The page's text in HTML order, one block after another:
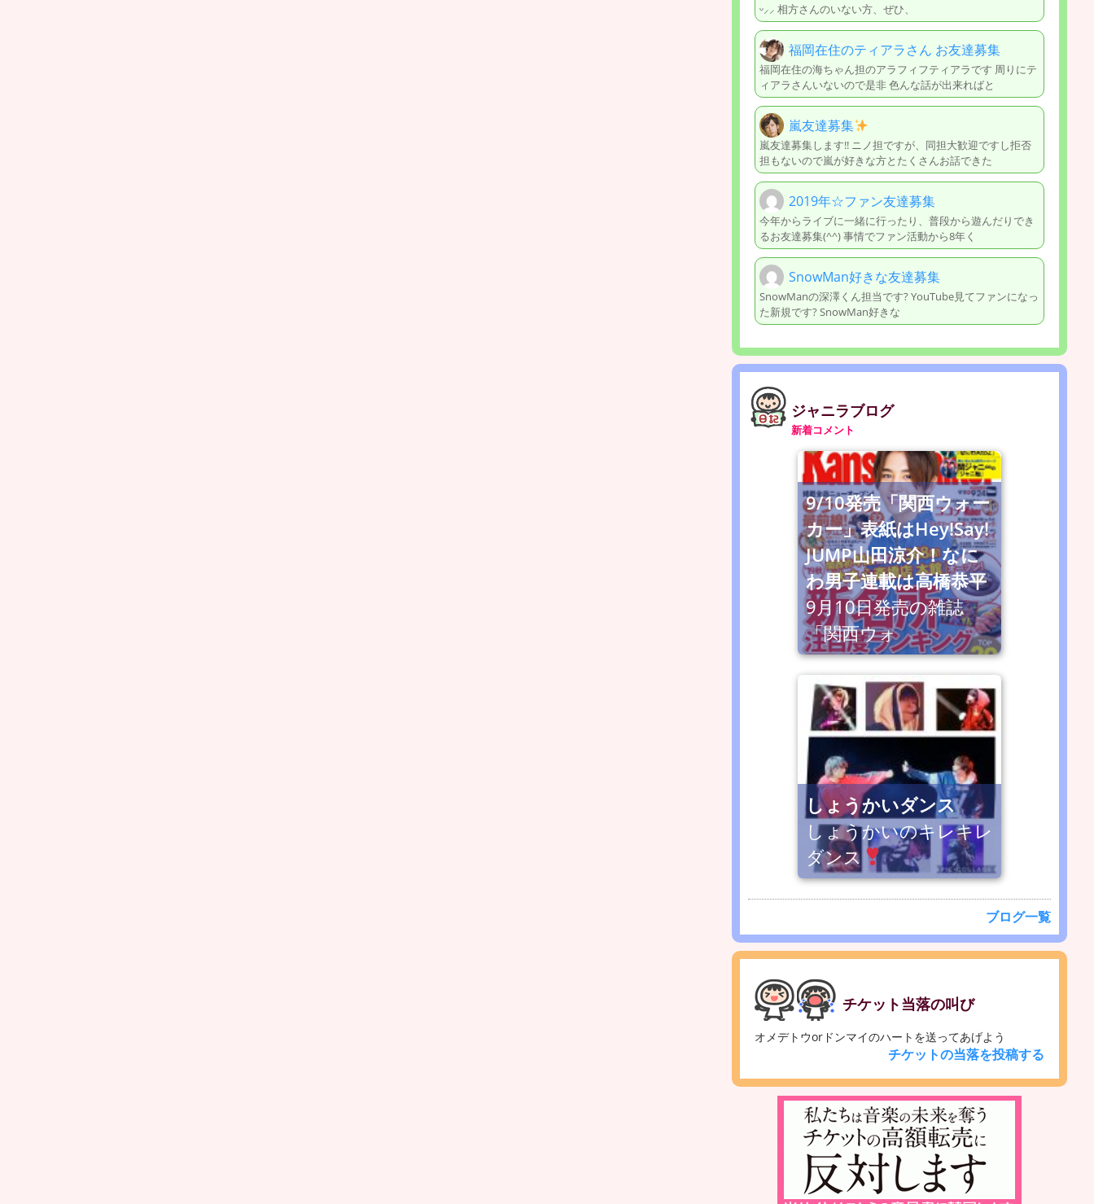
ᵕ⸝⸝ 相方さんのいない方、ぜひ、
福岡在住のティアラさん お友達募集
福岡在住の海ちゃん担のアラフィフティアラです 周りにテ
ィアラさんいないので是非 色んな話が出来ればと
嵐友達募集
嵐友達募集します!! ニノ担ですが、同担大歓迎ですし拒否
担もないので嵐が好きな方とたくさんお話できた
2019年☆ファン友達募集
今年からライブに一緒に行ったり、普段から遊んだりでき
るお友達募集(^^) 事情でファン活動から8年く
SnowMan好きな友達募集
SnowManの深澤くん担当です? YouTube見てファンになっ
た新規です? SnowMan好きな
ジャニラブログ
新着コメント
9/10発売「関西ウォー
カー」表紙はHey!Say!
JUMP山田涼介！なに
わ男子連載は高橋恭平
9月10日発売の雑誌
「関西ウォ
しょうかいダンス
しょうかいのキレキレ
ダンス
ブログ一覧
チケット当落の叫び
オメデトウorドンマイのハートを送ってあげよう
チケットの当落を投稿する